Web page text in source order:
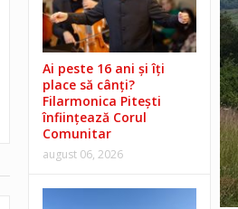
Ai peste 16 ani și îți
place să cânți?
Filarmonica Pitești
înființează Corul
Comunitar
august 06, 2026